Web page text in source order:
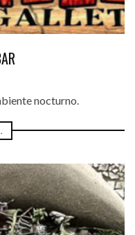
nocturno.